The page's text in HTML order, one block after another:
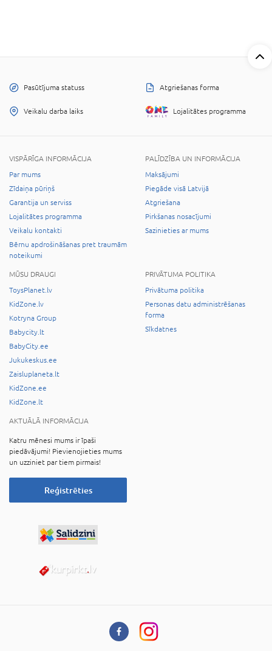
Pasūtījuma statuss Atgriešanas forma
Veikalu darba laiks Lojalitātes programma
VISPĀRĪGA INFORMĀCIJA
Par mums
Zīdaiņa pūriņš
Garantija un serviss
Lojalitātes programma
Veikalu kontakti
Bērnu apdrošināšanas pret traumām
noteikumi
PALĪDZĪBA UN INFORMĀCIJA
Maksājumi
Piegāde visā Latvijā
Atgriešana
Pirkšanas nosacījumi
Sazinieties ar mums
MŪSU DRAUGI
ToysPlanet.lv
KidZone.lv
Kotryna Group
Babycity.lt
BabyCity.ee
Jukukeskus.ee
Zaisluplaneta.lt
KidZone.ee
KidZone.lt
PRIVĀTUMA POLITIKA
Privātuma politika
Personas datu administrēšanas
forma
Sīkdatnes
AKTUĀLĀ INFORMĀCIJA
Katru mēnesi mums ir īpaši
piedāvājumi! Pievienojieties mums
un uzziniet par tiem pirmais!
Reģistrēties